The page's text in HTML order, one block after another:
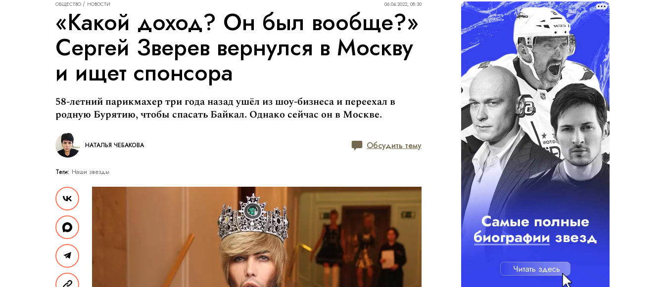
ОБЩЕСТВО НОВОСТИ 06.04.2022, 08:30
«Какой доход? Он был вообще?»
Сергей Зверев вернулся в Москву
и ищет спонсора
58-летний парикмахер три года назад ушёл из шоу-бизнеса и переехал в
родную Бурятию, чтобы спасать Байкал. Однако сейчас он в Москве.
НАТАЛЬЯ ЧЕБАКОВА Обсудить тему
Теги: Наши звезды